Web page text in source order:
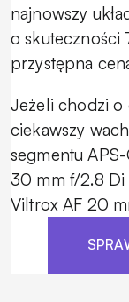
najnowszy
o skuteczności
przystępna
Jeżeli chodzi o
ciekawszy
segmentu
30 mm f/2.8 Di
Viltrox AF 20